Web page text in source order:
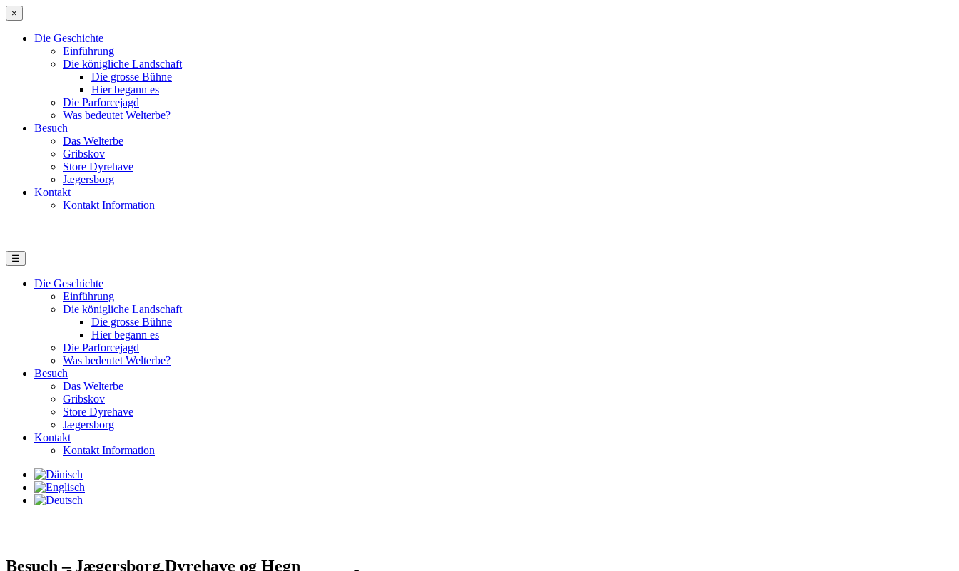
×
Die Geschichte
Einführung
Die königliche Landschaft
Die grosse Bühne
Hier begann es
Die Parforcejagd
Was bedeutet Welterbe?
Besuch
Das Welterbe
Gribskov
Store Dyrehave
Jægersborg
Kontakt
Kontakt Information
☰
Die Geschichte
Einführung
Die königliche Landschaft
Die grosse Bühne
Hier begann es
Die Parforcejagd
Was bedeutet Welterbe?
Besuch
Das Welterbe
Gribskov
Store Dyrehave
Jægersborg
Kontakt
Kontakt Information
Besuch – Jægersborg Dyrehave og Hegn